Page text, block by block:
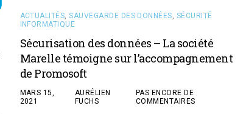
ACTUALITÉS,SAUVEGARDE DES DONNÉES, SÉCURITÉ
INFORMATIQUE
Sécurisation des données – La société
Marelle témoigne sur l’accompagnement
de Promosoft
MARS 15,
2021
AURÉLIEN
FUCHS
PAS ENCORE DE
COMMENTAIRES